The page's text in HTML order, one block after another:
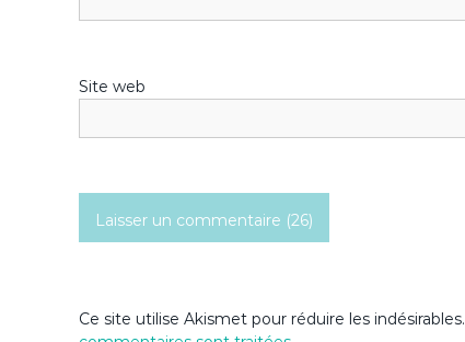
’
a
l
Site web
Ce site utilise Akismet pour réduire les indésirables.